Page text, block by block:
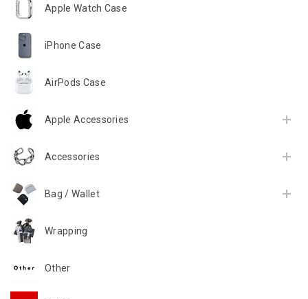
Apple Watch Case
iPhone Case
AirPods Case
Apple Accessories
Accessories
Bag / Wallet
Wrapping
Other